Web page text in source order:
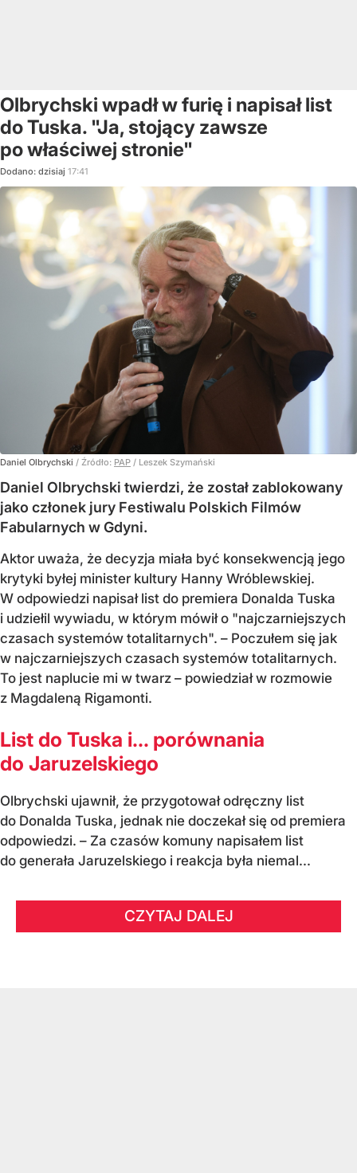
Olbrychski wpadł w furię i napisał list
do Tuska. "Ja, stojący zawsze
po właściwej stronie"
Dodano: dzisiaj 17:41
Daniel Olbrychski / Źródło: PAP / Leszek Szymański
Daniel Olbrychski twierdzi, że został zablokowany
jako członek jury Festiwalu Polskich Filmów
Fabularnych w Gdyni.
Aktor uważa, że decyzja miała być konsekwencją jego
krytyki byłej minister kultury Hanny Wróblewskiej.
W odpowiedzi napisał list do premiera Donalda Tuska
i udziełil wywiadu, w którym mówił o "najczarniejszych
czasach systemów totalitarnych". – Poczułem się jak
w najczarniejszych czasach systemów totalitarnych.
To jest naplucie mi w twarz – powiedział w rozmowie
z Magdaleną Rigamonti.
List do Tuska i… porównania
do Jaruzelskiego
Olbrychski ujawnił, że przygotował odręczny list
do Donalda Tuska, jednak nie doczekał się od premiera
odpowiedzi. – Za czasów komuny napisałem list
do generała Jaruzelskiego i reakcja była niemal...
CZYTAJ DALEJ